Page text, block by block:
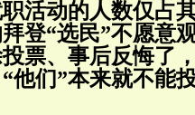
活动的人数仅占
登“选民”不愿意
票、事后反悔了
他们”本来就不能